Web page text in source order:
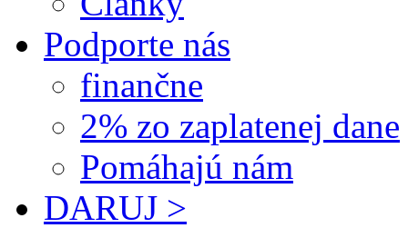
Podporte nás
finančne
2% zo zaplatenej dane
Pomáhajú nám
DARUJ >